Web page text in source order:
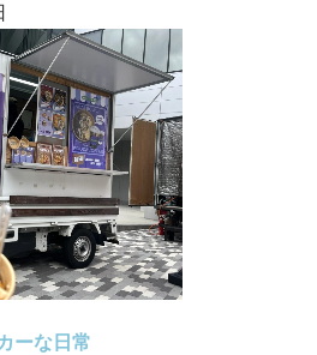
ーな日常